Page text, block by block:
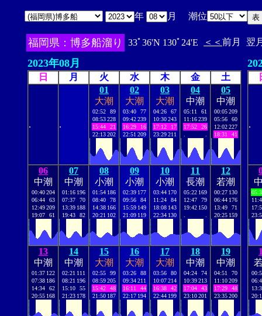
年 月 潮位
福岡県：博多船溜り 33ﾟ36'N 130ﾟ24'E ＜＜ 前月 翌
2023年08月
日 月 火 水 木 金 土
. .
01
大潮
02:52
89
08:53228
15:44
21
22:13202
02
大潮
03:40
77
09:42239
16:29
16
22:51 209
03
大潮
04:26
67
10:30243
17:12
17
23:29211
04
中潮
05:11
61
11:16239
17:52
26
05
中潮
00:05209
05:56
60
12:02227
18:31
41
06
中潮
00:40204
06:44
63
12:49209
19:07
61
07
中潮
01:16 196
07:37
70
13:39 188
19:43
82
08
小潮
01:54 186
08:40
78
14:38 166
20:21 102
09
小潮
02:39 177
09:56
84
15:59 149
21:09 119
10
小潮
03:44 170
11:24
84
18:08 143
22:34 130
11
長潮
05:22 169
12:47
79
19:42 150
12
若潮
00:27 130
06:44 176
13:49
71
20:25 159
13
中潮
01:37 122
07:38 186
14:34
62
20:55 168
14
中潮
02:21 111
08:21 196
15:10
55
21:23 178
15
大潮
02:55
99
08:59205
15:42
48
21:50 187
16
大潮
03:26
88
09:34211
16:11
44
22:17 194
17
大潮
03:56
80
10:07214
16:38
42
22:44 199
18
中潮
04:24
74
10:39213
17:04
43
23:10201
19
中潮
04:51
70
11:10209
17:29
48
23:35200
.